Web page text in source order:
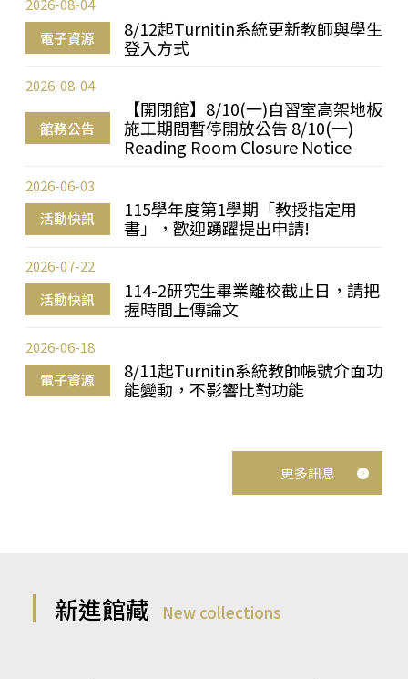
電子資源
8/12起Turnitin系統更新教師與學生
登入方式
2026-08-04
館務公告
【開閉館】8/10(一)自習室高架地板
施工期間暫停開放公告 8/10(一)
Reading Room Closure Notice
2026-08-04
活動快訊
115學年度第1學期「教授指定用
書」，歡迎踴躍提出申請!
2026-06-03
活動快訊
114-2研究生畢業離校截止日，請把
握時間上傳論文
2026-07-22
電子資源
8/11起Turnitin系統教師帳號介面功
能變動，不影響比對功能
2026-06-18
更多訊息
新進館藏 New collections